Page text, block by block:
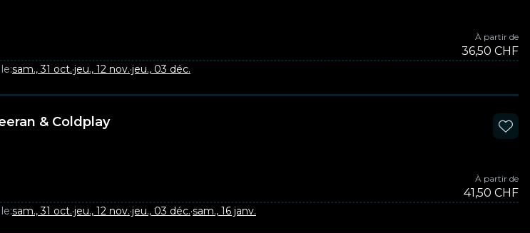
À partir de
36,50 CHF
sam., 31 oct.·jeu., 12 nov.·jeu., 03 déc.
& Coldplay
À partir de
41,50 CHF
sam., 31 oct.·jeu., 12 nov.·jeu., 03 déc.·sam., 16 janv.